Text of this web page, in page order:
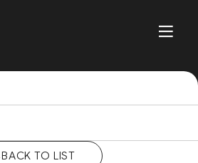
BACK TO LIST